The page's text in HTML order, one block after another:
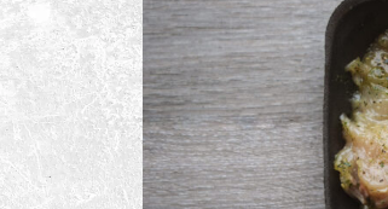
BBQ Sauzen
BBQ Benodigdheden
BBQ Voor De Kids